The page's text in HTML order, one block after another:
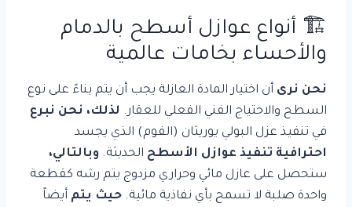
🏗️ أنواع عوازل أسطح بالدمام
والأحساء بخامات عالمية
نحن نرى أن اختيار المادة العازلة يجب أن يتم بناءً على نوع
السطح والاحتياج الفني الفعلي للعقار. لذلك، نحن نبرع
في تنفيذ عزل البولي يوريثان (الفوم) الذي يجسد
احترافية تنفيذ عوازل الأسطح الحديثة. وبالتالي،
ستحصل على عازل مائي وحراري مزدوج يتم رشه كقطعة
واحدة صلبة لا تسمح بأي نفاذية مائية. حيث يتم أيضاً